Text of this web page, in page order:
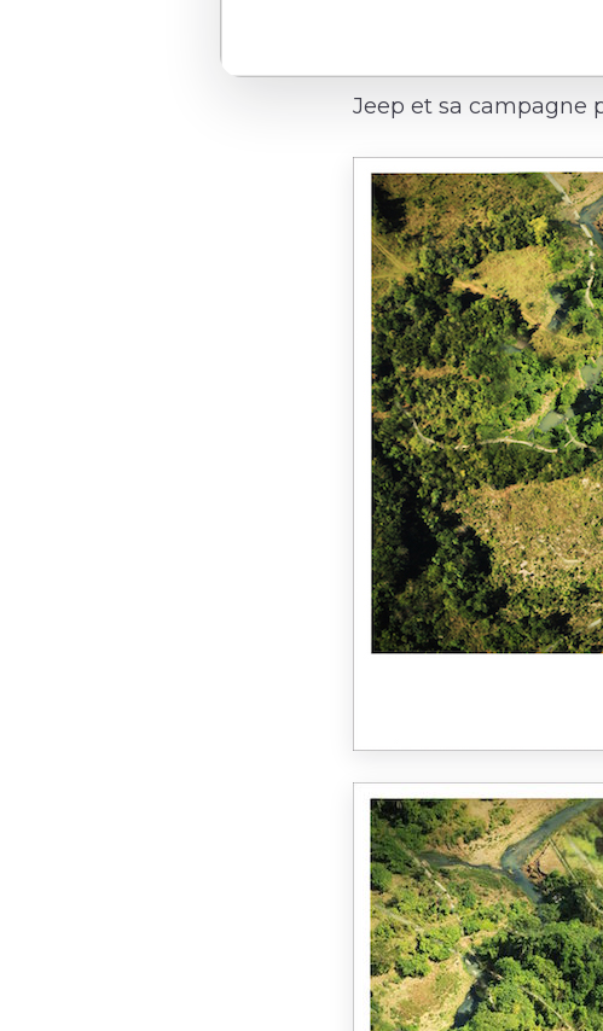
Jeep et sa campagne